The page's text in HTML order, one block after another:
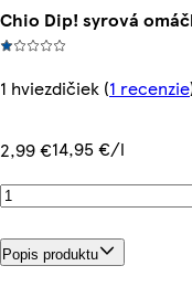
Chio Dip! syrová
1 hviezdičiek (1 recenzie
2,99 €14,95 €/l
Popis produktu